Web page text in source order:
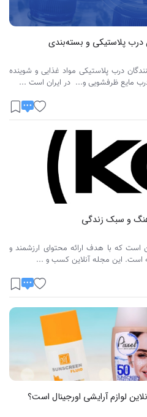
درب پلاستیکی و بسته‌بندی
درب پلاستیکی مواد غذایی و شوینده
مایع ظرفشویی و... در ایران است ...
و سبک زندگی
است که با هدف ارائه محتوای ارزشمند و
است. این مجله آنلاین کسب و ...
لوازم آرایشی اورجینال است؟